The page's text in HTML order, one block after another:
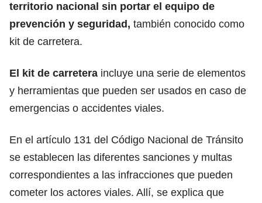
territorio nacional sin portar el equipo de
prevención y seguridad, también conocido como
kit de carretera.
El kit de carretera incluye una serie de elementos
y herramientas que pueden ser usados en caso de
emergencias o accidentes viales.
En el artículo 131 del Código Nacional de Tránsito
se establecen las diferentes sanciones y multas
correspondientes a las infracciones que pueden
cometer los actores viales. Allí, se explica que